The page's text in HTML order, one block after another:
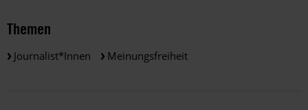
Themen
Journalist*innen Meinungsfreiheit